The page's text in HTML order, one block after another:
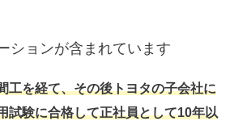
ションが含まれています
工を経て、その後トヨタの子会社に
試験に合格して正社員として10年以